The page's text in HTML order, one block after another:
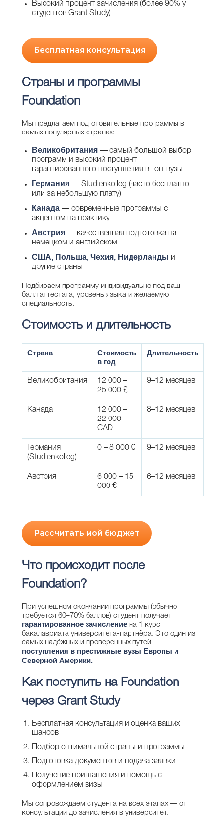
Высокий процент зачисления (более 90% у
студентов Grant Study)
Бесплатная консультация
Страны и программы
Foundation
Мы предлагаем подготовительные программы в
самых популярных странах:
Великобритания — самый большой выбор
программ и высокий процент
гарантированного поступления в топ-вузы
Германия — Studienkolleg (часто бесплатно
или за небольшую плату)
Канада — современные программы с
акцентом на практику
Австрия — качественная подготовка на
немецком и английском
США, Польша, Чехия, Нидерланды и
другие страны
Подбираем программу индивидуально под ваш
балл аттестата, уровень языка и желаемую
специальность.
Стоимость и длительность
Страна
Стоимость
в год
Длительность
Великобритания
12 000 –
25 000 £
9–12 месяцев
Канада
12 000 –
22 000
CAD
8–12 месяцев
Германия
(Studienkolleg)
0 – 8 000 € 9–12 месяцев
Австрия
6 000 – 15
000 €
6–12 месяцев
Рассчитать мой бюджет
Что происходит после
Foundation?
При успешном окончании программы (обычно
требуется 60–70% баллов) студент получает
гарантированное зачисление на 1 курс
бакалавриата университета-партнёра. Это один из
самых надёжных и проверенных путей
поступления в престижные вузы Европы и
Северной Америки.
Как поступить на Foundation
через Grant Study
Бесплатная консультация и оценка ваших
шансов
Подбор оптимальной страны и программы
Подготовка документов и подача заявки
Получение приглашения и помощь с
оформлением визы
Мы сопровождаем студента на всех этапах — от
консультации до зачисления в университет.